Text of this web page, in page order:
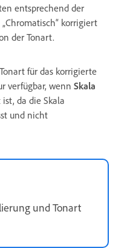
entsprechend der
korrigiert
der Tonart.
für das korrigierte
verfügbar, wenn Skala
da die Skala
und nicht
und Tonart